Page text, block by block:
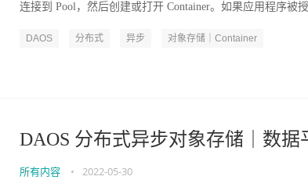
连接到 Pool，然后创建或打开 Container。如果应用程序被
DAOS 分布式 异步 对象存储｜Container
DAOS 分布式异步对象存储｜数据
所有内容 • 2022-05-30